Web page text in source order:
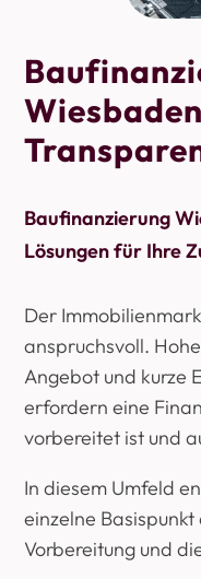
Baufinanzierung
Lösungen für Ihre
Der
anspruchsvoll.
Angebot und kurze
erfordern eine
vorbereitet ist und
In diesem Umfeld
einzelne
Vorbereitung und